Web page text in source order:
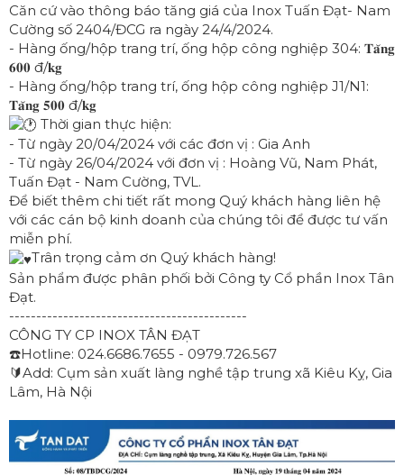
Căn cứ vào thông báo tăng giá của Inox Tuấn Đạt- Nam
Cường số 2404/ĐCG ra ngày 24/4/2024.
- Hàng ống/hộp trang trí, ống hộp công nghiệp 304: 𝐓𝐚̆𝐧𝐠
𝟔𝟎𝟎 đ/𝐤𝐠
- Hàng ống/hộp trang trí, ống hộp công nghiệp J1/N1:
𝐓𝐚̆𝐧𝐠 𝟓𝟎𝟎 đ/𝐤𝐠
Thời gian thực hiện:
- Từ ngày 20/04/2024 với các đơn vị : Gia Anh
- Từ ngày 26/04/2024 với đơn vị : Hoàng Vũ, Nam Phát,
Tuấn Đạt - Nam Cường, TVL.
Để biết thêm chi tiết rất mong Quý khách hàng liên hệ
với các cán bộ kinh doanh của chúng tôi để được tư vấn
miễn phí.
Trân trọng cảm ơn Quý khách hàng!
Sản phẩm được phân phối bởi Công ty Cổ phần Inox Tân
Đạt.
--------------------------------------------
CÔNG TY CP INOX TÂN ĐẠT
☎️Hotline: 024.6686.7655 - 0979.726.567
🔰Add: Cụm sản xuất làng nghề tập trung xã Kiêu Kỵ, Gia
Lâm, Hà Nội